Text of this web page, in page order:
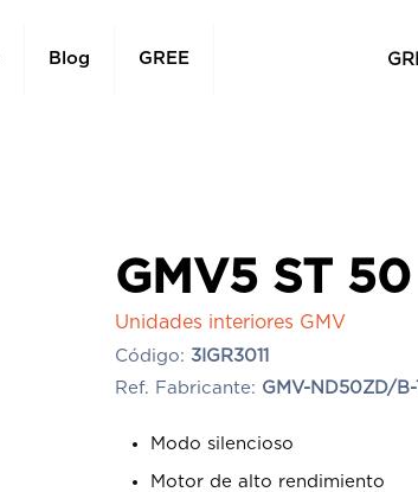
Blog GREE
GMV5 ST
Unidades interiores GMV
Código: 3IGR3011
Ref. Fabricante: GMV-ND50ZD/B-T
Modo silencioso
Motor de alto rendimiento